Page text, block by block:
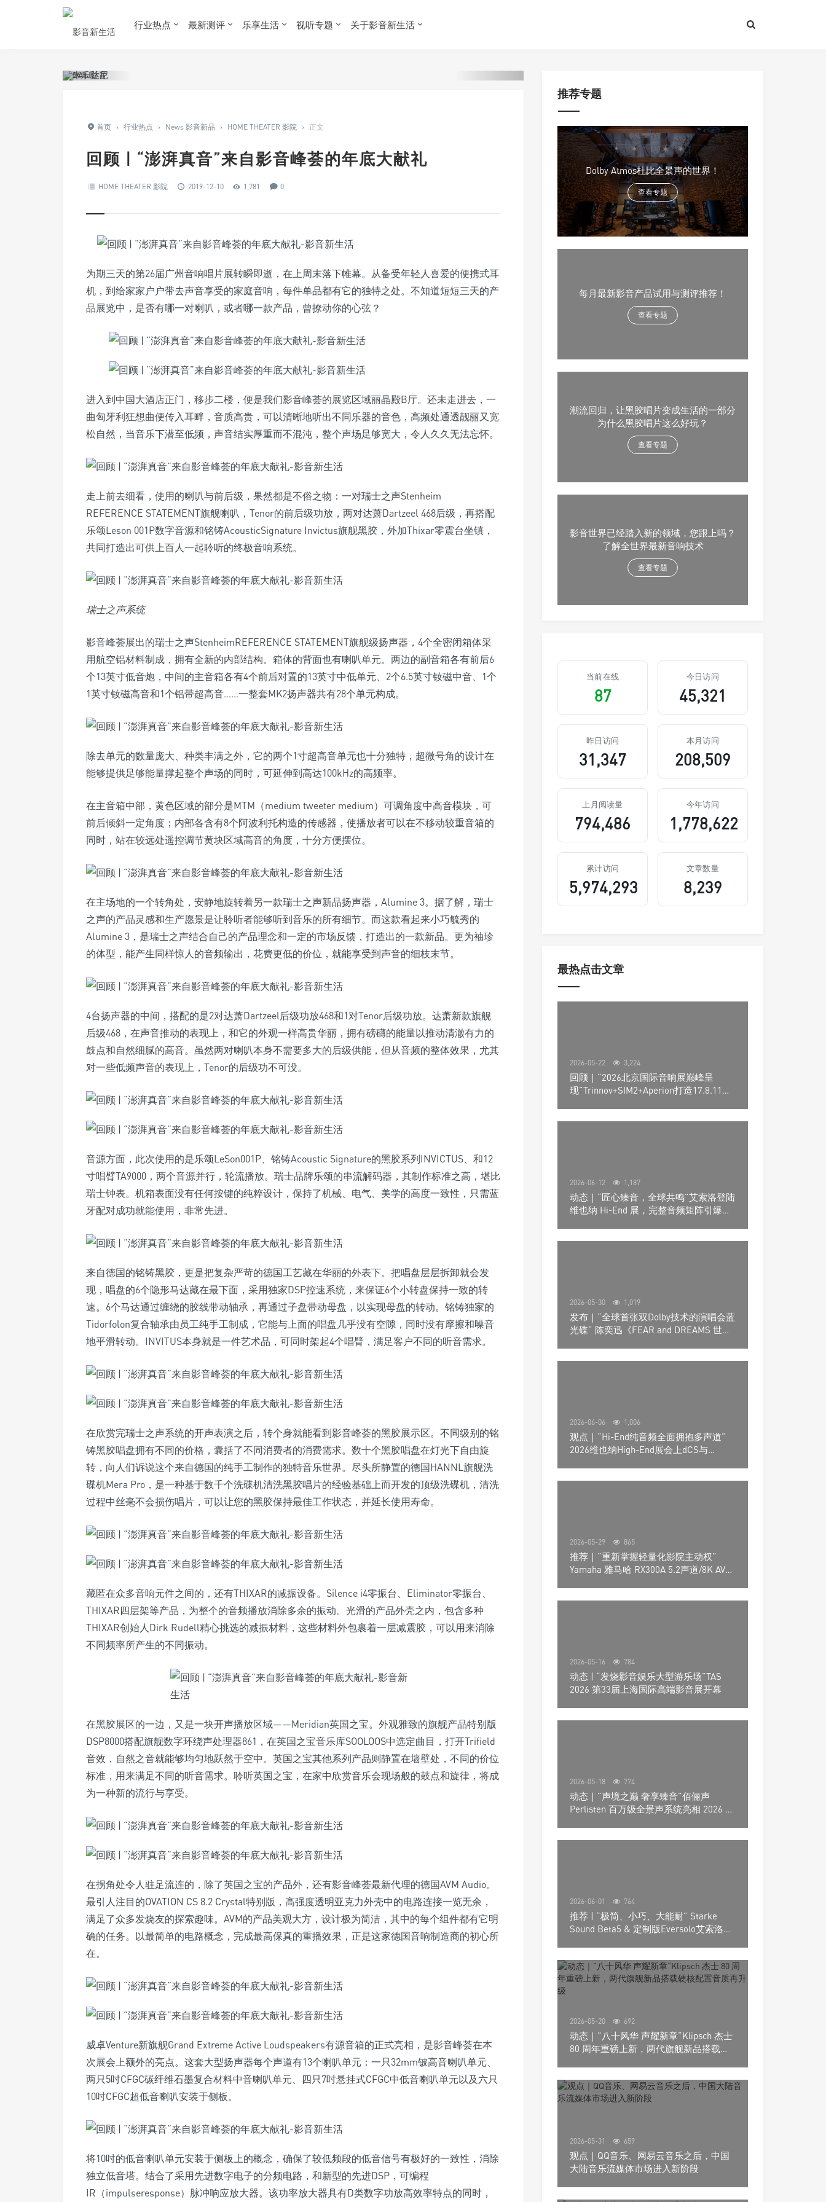
行业热点 最新测评 乐享生活 视听专题 关于影音新生活
首页 › 行业热点 › News 影音新品 › HOME THEATER 影院 › 正文
回顾 | “澎湃真音”来自影音峰荟的年底大献礼
HOME THEATER 影院 2019-12-10 1,781 0
为期三天的第26届广州音响唱片展转瞬即逝，在上周末落下帷幕。从备受年轻人喜爱的便携式耳
机，到给家家户户带去声音享受的家庭音响，每件单品都有它的独特之处。不知道短短三天的产
品展览中，是否有哪一对喇叭，或者哪一款产品，曾撩动你的心弦？
进入到中国大酒店正门，移步二楼，便是我们影音峰荟的展览区域丽晶殿B厅。还未走进去，一
曲匈牙利狂想曲便传入耳畔，音质高贵，可以清晰地听出不同乐器的音色，高频处通透靓丽又宽
松自然，当音乐下潜至低频，声音结实厚重而不混沌，整个声场足够宽大，令人久久无法忘怀。
走上前去细看，使用的喇叭与前后级，果然都是不俗之物：一对瑞士之声Stenheim
REFERENCE STATEMENT旗舰喇叭，Tenor的前后级功放，两对达萧Dartzeel 468后级，再搭配
乐颂Leson 001P数字音源和铭铸AcousticSignature Invictus旗舰黑胶，外加Thixar零震台坐镇，
共同打造出可供上百人一起聆听的终极音响系统。
瑞士之声系统
影音峰荟展出的瑞士之声StenheimREFERENCE STATEMENT旗舰级扬声器，4个全密闭箱体采
用航空铝材料制成，拥有全新的内部结构。箱体的背面也有喇叭单元。两边的副音箱各有前后6
个13英寸低音炮，中间的主音箱各有4个前后对置的13英寸中低单元、2个6.5英寸钕磁中音、1个
1英寸钕磁高音和1个铝带超高音……一整套MK2扬声器共有28个单元构成。
除去单元的数量庞大、种类丰满之外，它的两个1寸超高音单元也十分独特，超微号角的设计在
能够提供足够能量撑起整个声场的同时，可延伸到高达100kHz的高频率。
在主音箱中部，黄色区域的部分是MTM（medium tweeter medium）可调角度中高音模块，可
前后倾斜一定角度；内部各含有8个阿波利托构造的传感器，使播放者可以在不移动较重音箱的
同时，站在较远处遥控调节黄块区域高音的角度，十分方便摆位。
在主场地的一个转角处，安静地旋转着另一款瑞士之声新品扬声器，Alumine 3。据了解，瑞士
之声的产品灵感和生产愿景是让聆听者能够听到音乐的所有细节。而这款看起来小巧毓秀的
Alumine 3，是瑞士之声结合自己的产品理念和一定的市场反馈，打造出的一款新品。更为袖珍
的体型，能产生同样惊人的音频输出，花费更低的价位，就能享受到声音的细枝末节。
4台扬声器的中间，搭配的是2对达萧Dartzeel后级功放468和1对Tenor后级功放。达萧新款旗舰
后级468，在声音推动的表现上，和它的外观一样高贵华丽，拥有磅礴的能量以推动清澈有力的
鼓点和自然细腻的高音。虽然两对喇叭本身不需要多大的后级供能，但从音频的整体效果，尤其
对一些低频声音的表现上，Tenor的后级功不可没。
音源方面，此次使用的是乐颂LeSon001P、铭铸Acoustic Signature的黑胶系列INVICTUS、和12
寸唱臂TA9000，两个音源并行，轮流播放。瑞士品牌乐颂的串流解码器，其制作标准之高，堪比
瑞士钟表。机箱表面没有任何按键的纯粹设计，保持了机械、电气、美学的高度一致性，只需蓝
牙配对成功就能使用，非常先进。
来自德国的铭铸黑胶，更是把复杂严苛的德国工艺藏在华丽的外表下。把唱盘层层拆卸就会发
现，唱盘的6个隐形马达藏在最下面，采用独家DSP控速系统，来保证6个小转盘保持一致的转
速。6个马达通过缠绕的胶线带动轴承，再通过子盘带动母盘，以实现母盘的转动。铭铸独家的
Tidorfolon复合轴承由员工纯手工制成，它能与上面的唱盘几乎没有空隙，同时没有摩擦和噪音
地平滑转动。INVITUS本身就是一件艺术品，可同时架起4个唱臂，满足客户不同的听音需求。
在欣赏完瑞士之声系统的开声表演之后，转个身就能看到影音峰荟的黑胶展示区。不同级别的铭
铸黑胶唱盘拥有不同的价格，囊括了不同消费者的消费需求。数十个黑胶唱盘在灯光下自由旋
转，向人们诉说这个来自德国的纯手工制作的独特音乐世界。尽头所静置的德国HANNL旗舰洗
碟机Mera Pro，是一种基于数千个洗碟机清洗黑胶唱片的经验基础上而开发的顶级洗碟机，清洗
过程中丝毫不会损伤唱片，可以让您的黑胶保持最佳工作状态，并延长使用寿命。
藏匿在众多音响元件之间的，还有THIXAR的减振设备。Silence i4零振台、Eliminator零振台、
THIXAR四层架等产品，为整个的音频播放消除多余的振动。光滑的产品外壳之内，包含多种
THIXAR创始人Dirk Rudell精心挑选的减振材料，这些材料外包裹着一层减震胶，可以用来消除
不同频率所产生的不同振动。
在黑胶展区的一边，又是一块开声播放区域——Meridian英国之宝。外观雅致的旗舰产品特别版
DSP8000搭配旗舰数字环绕声处理器861，在英国之宝音乐库SOOLOOS中选定曲目，打开Trifield
音效，自然之音就能够均匀地跃然于空中。英国之宝其他系列产品则静置在墙壁处，不同的价位
标准，用来满足不同的听音需求。聆听英国之宝，在家中欣赏音乐会现场般的鼓点和旋律，将成
为一种新的流行与享受。
在拐角处令人驻足流连的，除了英国之宝的产品外，还有影音峰荟最新代理的德国AVM Audio。
最引人注目的OVATION CS 8.2 Crystal特别版，高强度透明亚克力外壳中的电路连接一览无余，
满足了众多发烧友的探索趣味。AVM的产品美观大方，设计极为简洁，其中的每个组件都有它明
确的任务。以最简单的电路概念，完成最高保真的重播效果，正是这家德国音响制造商的初心所
在。
威卓Venture新旗舰Grand Extreme Active Loudspeakers有源音箱的正式亮相，是影音峰荟在本
次展会上额外的亮点。这套大型扬声器每个声道有13个喇叭单元：一只32mm铍高音喇叭单元、
两只5吋CFGC碳纤维石墨复合材料中音喇叭单元、四只7吋悬挂式CFGC中低音喇叭单元以及六只
10吋CFGC超低音喇叭安装于侧板。
将10吋的低音喇叭单元安装于侧板上的概念，确保了较低频段的低音信号有极好的一致性，消除
独立低音塔。结合了采用先进数字电子的分频电路，和新型的先进DSP，可编程
IR（impulseresponse）脉冲响应放大器。该功率放大器具有D类数字功放高效率特点的同时，
推荐专题
Dolby Atmos杜比全景声的世界！
查看专题
每月最新影音产品试用与测评推荐！
查看专题
潮流回归，让黑胶唱片变成生活的一部分
为什么黑胶唱片这么好玩？
查看专题
影音世界已经踏入新的领域，您跟上吗？
了解全世界最新音响技术
查看专题
当前在线
87
今日访问
45,321
昨日访问
31,347
本月访问
208,509
上月阅读量
794,486
今年访问
1,778,622
累计访问
5,974,293
文章数量
8,239
最热点击文章
2026-05-22 3,224
回顾｜“2026北京国际音响展巅峰呈
现”Trinnov+SIM2+Aperion打造17.8.11声
2026-06-12 1,187
动态｜“匠心臻音，全球共鸣”艾索洛登陆
维也纳 Hi-End 展，完整音频矩阵引爆关
2026-05-30 1,019
发布｜“全球首张双Dolby技术的演唱会蓝
光碟” 陈奕迅《FEAR and DREAMS 世界
2026-06-06 1,006
观点｜“Hi-End纯音频全面拥抱多声道”
2026维也纳High-End展会上dCS与
2026-05-29 865
推荐｜“重新掌握轻量化影院主动权”
Yamaha 雅马哈 RX300A 5.2声道/8K AV放
2026-05-16 784
动态 | “发烧影音娱乐大型游乐场”TAS
2026 第33届上海国际高端影音展开幕
2026-05-18 774
动态｜”声境之巅 奢享臻音”佰俪声
Perlisten 百万级全景声系统亮相 2026 北
2026-06-01 764
推荐 | “极简、小巧、大能耐” Starke
Sound Beta5 & 定制版Eversolo艾索洛
2026-05-20 692
动态｜”八十风华 声耀新章“Klipsch 杰士
80 周年重磅上新，两代旗舰新品搭载硬
2026-05-31 659
观点｜QQ音乐、网易云音乐之后，中国
大陆音乐流媒体市场进入新阶段